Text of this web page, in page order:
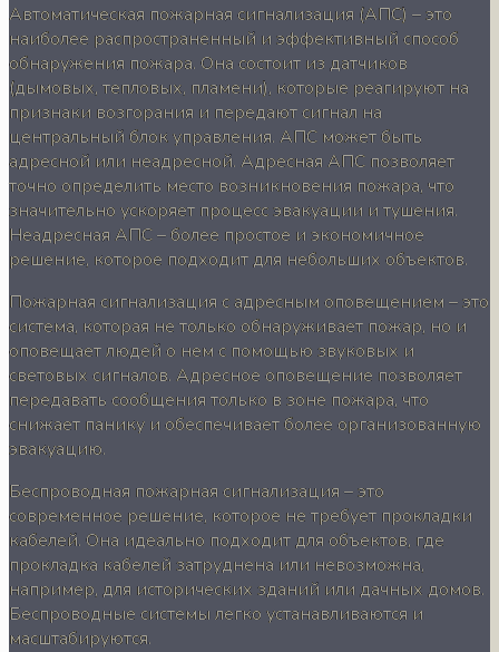
Автоматическая пожарная сигнализация (АПС) – это
наиболее распространенный и эффективный способ
обнаружения пожара. Она состоит из датчиков
(дымовых, тепловых, пламени), которые реагируют на
признаки возгорания и передают сигнал на
центральный блок управления. АПС может быть
адресной или неадресной. Адресная АПС позволяет
точно определить место возникновения пожара, что
значительно ускоряет процесс эвакуации и тушения.
Неадресная АПС – более простое и экономичное
решение, которое подходит для небольших объектов.
Пожарная сигнализация с адресным оповещением – это
система, которая не только обнаруживает пожар, но и
оповещает людей о нем с помощью звуковых и
световых сигналов. Адресное оповещение позволяет
передавать сообщения только в зоне пожара, что
снижает панику и обеспечивает более организованную
эвакуацию.
Беспроводная пожарная сигнализация – это
современное решение, которое не требует прокладки
кабелей. Она идеально подходит для объектов, где
прокладка кабелей затруднена или невозможна,
например, для исторических зданий или дачных домов.
Беспроводные системы легко устанавливаются и
масштабируются.